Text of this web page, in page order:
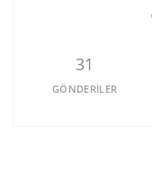
31
GÖNDERILER